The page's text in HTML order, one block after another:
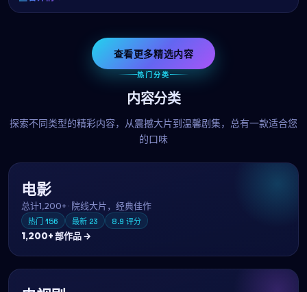
查看更多精选内容
热门分类
内容分类
探索不同类型的精彩内容，从震撼大片到温馨剧集，总有一款适合您
的口味
电影
总计1,200+· 院线大片，经典佳作
热门 156 最新 23 8.9 评分
1,200+部作品 →